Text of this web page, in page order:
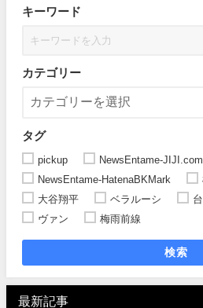
キーワード
カテゴリー
タグ
pickup NewsEntame-JIJI.com
NewsEntame-HatenaBKMark
大谷翔平
ベラルーシ
ヴァン
梅雨前線
検索
最新記事